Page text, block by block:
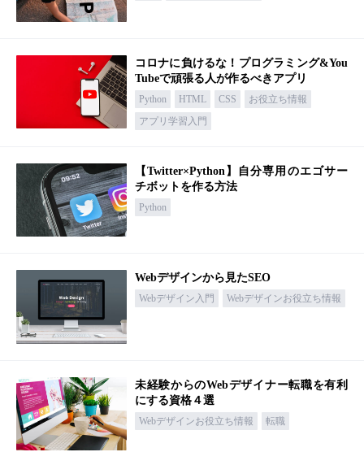
コロナに負けるな！プログラミング&You
Tubeで頑張る人が作るべきアプリ
Python HTML CSS
お役立ち情報
アプリ学習入門
【Twitter×Python】自分専用のエゴサー
チボットを作る方法
Python
Webデザインから見たSEO
Webデザイン入門 Webデザインお役立ち情報
未経験からのWebデザイナー転職を有利
にする資格４選
Webデザインお役立ち情報 転職